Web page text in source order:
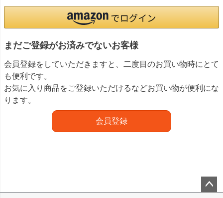
まだご登録がお済みでないお客様
会員登録をしていただきますと、二度目のお買い物時にとて
も便利です。
お気に入り商品をご登録いただけるなどお買い物が便利にな
ります。
会員登録